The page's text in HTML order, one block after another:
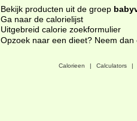
Bekijk producten uit de groep
Ga naar de calorielijst
Uitgebreid calorie zoekformulier
Opzoek naar een dieet? Neem
Calorieen | Calculators |